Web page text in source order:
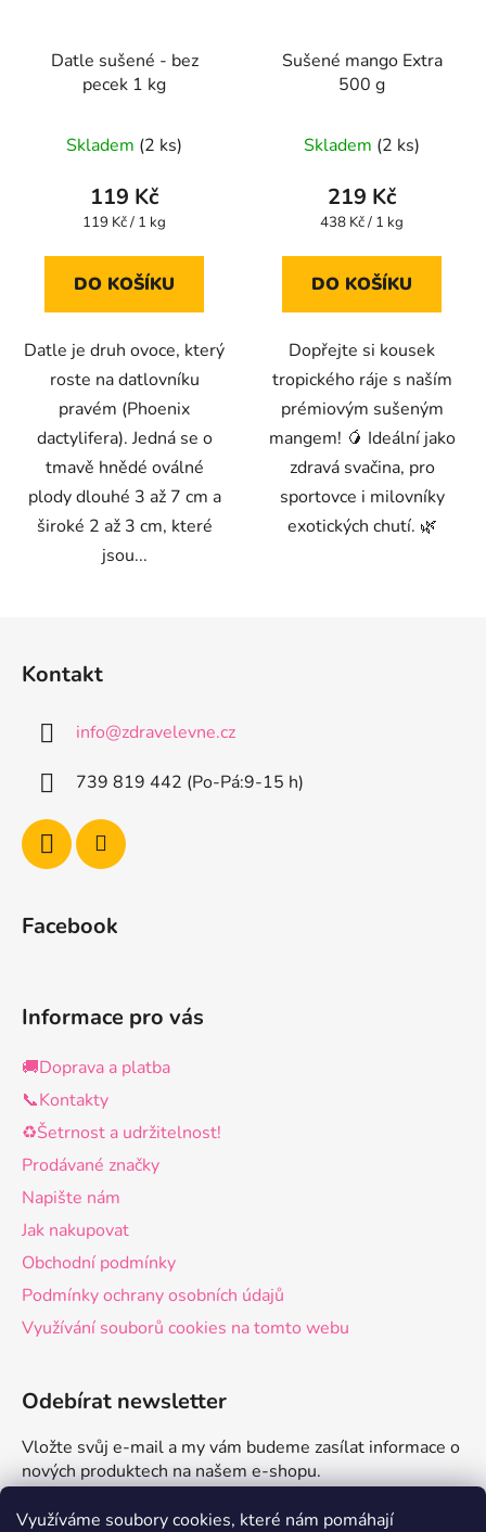
Využíváme soubory cookies, které nám pomáhají
Datle sušené - bez
pecek 1 kg
hodnocení
produktu
je
z
Skladem (2 ks)
119 Kč
Měrná
119 Kč / 1 kg
DO KOŠÍKU
Datle je druh ovoce, který
roste na datlovníku
pravém (Phoenix
dactylifera). Jedná se o
tmavě hnědé oválné
plody dlouhé 3 až 7 cm a
široké 2 až 3 cm, které
jsou...
Sušené mango Extra
500 g
hodnocení
produktu
je
z
Skladem (2 ks)
219 Kč
Měrná
438 Kč / 1 kg
DO KOŠÍKU
Dopřejte si kousek
tropického ráje s naším
prémiovým sušeným
mangem! 🥭 Ideální jako
zdravá svačina, pro
sportovce i milovníky
exotických chutí. 🌿
Kontakt
info@zdravelevne.cz
739 819 442 (Po-Pá:9-15 h)
Facebook
Informace pro vás
🚚Doprava a platba
📞Kontakty
♻️Šetrnost a udržitelnost!
Prodávané značky
Napište nám
Jak nakupovat
Obchodní podmínky
Podmínky ochrany osobních údajů
Využívání souborů cookies na tomto webu
Odebírat newsletter
Vložte svůj e-mail a my vám budeme zasílat informace o
nových produktech na našem e-shopu.
E-mail